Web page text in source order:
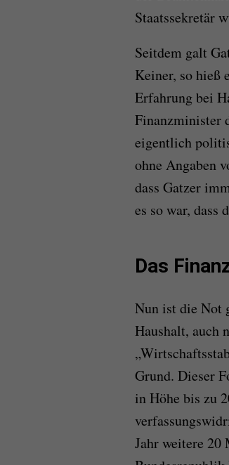
Staatssekretär
Seitdem galt
Keiner, so hieß
Erfahrung bei
Finanzminister
eigentlich
ohne Angaben
dass Gatzer
es so war,
Das
Nun ist die Not
Haushalt, auch
Grund. Dieser
in Höhe bis zu
Jahr weitere 20